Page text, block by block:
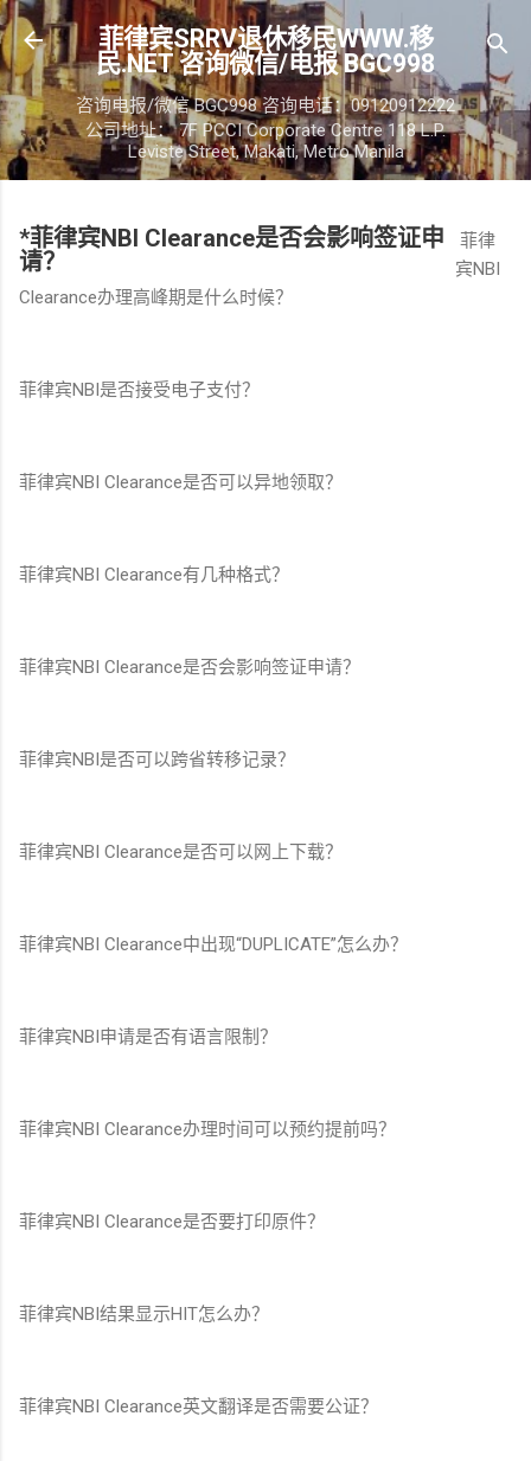
菲律宾SRRV退休移民WWW.移
民.NET 咨询微信/电报 BGC998
咨询电报/微信 BGC998 咨询电话：09120912222
公司地址： 7F PCCI Corporate Centre 118 L.P.
Leviste Street, Makati, Metro Manila
*菲律宾NBI Clearance是否会影响签证申
请？
菲律
宾NBI
Clearance办理高峰期是什么时候？
菲律宾NBI是否接受电子支付？
菲律宾NBI Clearance是否可以异地领取？
菲律宾NBI Clearance有几种格式？
菲律宾NBI Clearance是否会影响签证申请？
菲律宾NBI是否可以跨省转移记录？
菲律宾NBI Clearance是否可以网上下载？
菲律宾NBI Clearance中出现“DUPLICATE”怎么办？
菲律宾NBI申请是否有语言限制？
菲律宾NBI Clearance办理时间可以预约提前吗？
菲律宾NBI Clearance是否要打印原件？
菲律宾NBI结果显示HIT怎么办？
菲律宾NBI Clearance英文翻译是否需要公证？